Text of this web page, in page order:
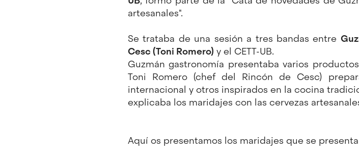
artesanales".
Se trataba de una sesión a tres bandas entre
Cesc (Toni Romero) y el CETT-UB.
Guzmán gastronomía presentaba varios
Toni Romero (chef del Rincón de Cesc)
internacional y otros inspirados en la cocina
explicaba los maridajes con las cervezas
Aquí os presentamos los maridajes que se